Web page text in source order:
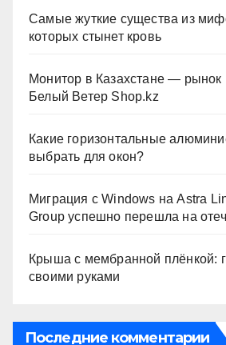
Самые жуткие существа из
которых стынет кровь
Монитор в Казахстане — рынок
Белый Ветер Shop.kz
Какие горизонтальные
выбрать для окон?
Миграция с Windows на Astra
Group успешно перешла на
Крыша с мембранной плёнкой:
своими руками
Последние комментарии